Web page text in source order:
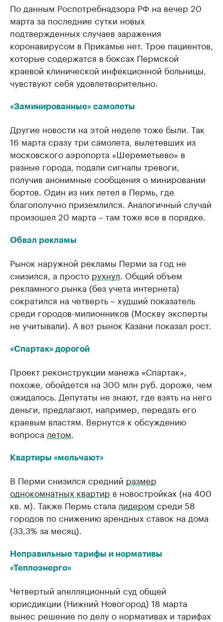
По данным Роспотребнадзора РФ на вечер 20
марта за последние сутки новых
подтвержденных случаев заражения
коронавирусом в Прикамье нет. Трое пациентов,
которые содержатся в боксах Пермской
краевой клинической инфекционной больницы,
чувствуют себя удовлетворительно.
«Заминированные» самолеты
Другие новости на этой неделе тоже были. Так
16 марта сразу три самолета, вылетевших из
московского аэропорта «Шереметьево» в
разные города, подали сигналы тревоги,
получив анонимные сообщения о минировании
бортов. Один из них летел в Пермь, где
благополучно приземлился. Аналогичный случай
произошел 20 марта – там тоже все в порядке.
Обвал рекламы
Рынок наружной рекламы Перми за год не
снизился, а просто рухнул . Общий объем
рекламного рынка (без учета интернета)
сократился на четверть – худший показатель
среди городов-милионников (Москву эксперты
не учитывали). А вот рынок Казани показал рост.
«Спартак» дорогой
Проект реконструкции манежа «Спартак»,
похоже, обойдется на 300 млн руб. дороже, чем
ожидалось. Депутаты не знают, где взять на него
деньги, предлагают, например, передать его
краевым властям. Вернутся к обсуждению
вопроса летом
Квартиры «мельчают»
В Перми снизился средний размер
однокомнатных квартир в новостройках (на 400
кв. м). Также Пермь стала лидером среди 58
городов по снижению арендных ставок на дома
(33,3% за месяц).
Неправильные тарифы и нормативы
«Теплоэнерго»
Четвертый апелляционный суд общей
юрисдикции (Нижний Новогород) 18 марта
вынес решение по делу о нормативах и тарифах